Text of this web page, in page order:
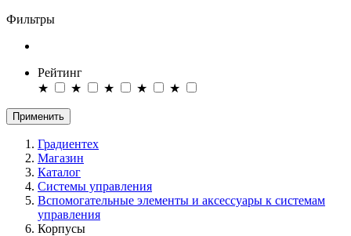
Фильтры
Рейтинг
★
★ ★ ★ ★
Применить
Градиентех
Магазин
Каталог
Системы управления
Вспомогательные элементы и аксессуары к системам
управления
Корпусы